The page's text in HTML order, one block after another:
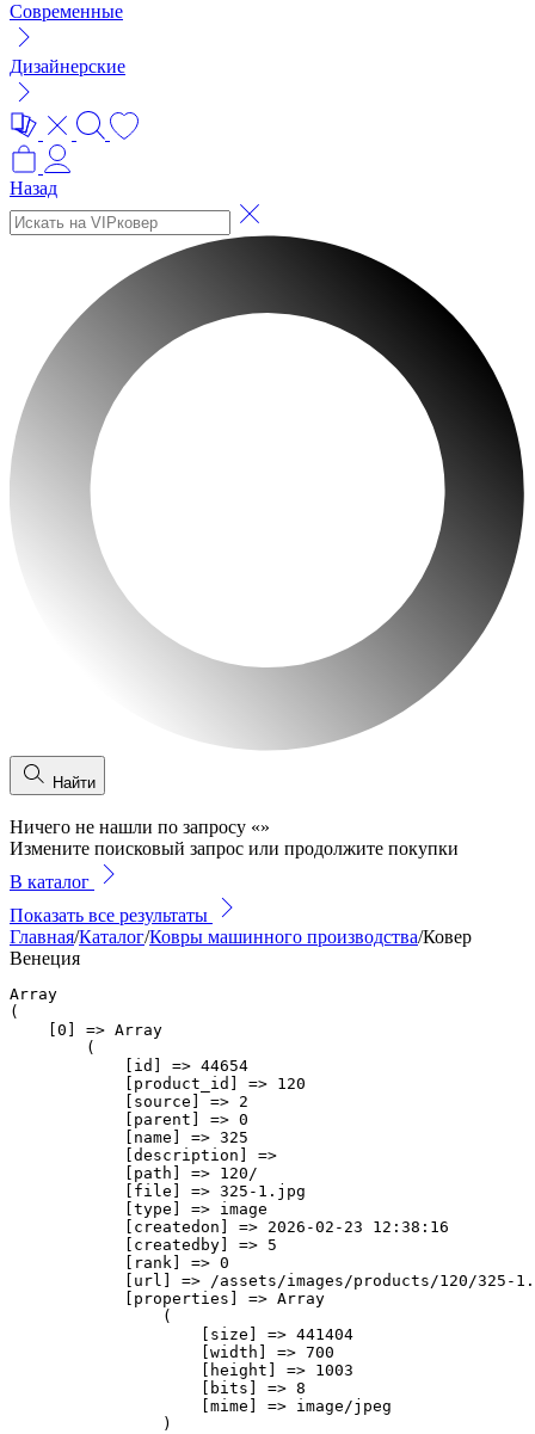
Современные
Дизайнерские
Назад
Найти
Ничего не нашли по запросу «»
Измените поисковый запрос или продолжите покупки
В каталог
Показать все результаты
Главная/Каталог/Ковры машинного производства/Ковер
Венеция
Array
(
    [0] => Array
        (
            [id] => 44654
            [product_id] => 120
            [source] => 2
            [parent] => 0
            [name] => 325
            [description] =>
            [path] => 120/
            [file] => 325-1.jpg
            [type] => image
            [createdon] => 2026-02-23 12:38:16
            [createdby] => 5
            [rank] => 0
[url] => /assets/images/products/120/325-
            [properties] => Array
                (
                    [size] => 441404
                    [width] => 700
                    [height] => 1003
                    [bits] => 8
                    [mime] => image/jpeg
                )